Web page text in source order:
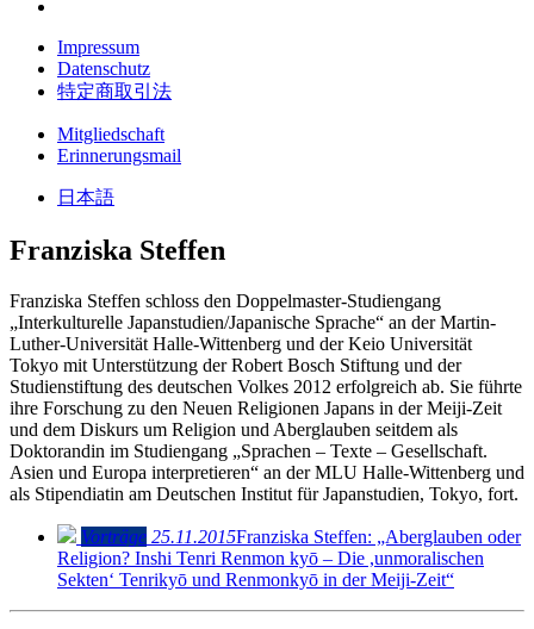
Impressum
Datenschutz
特定商取引法
Mitgliedschaft
Erinnerungsmail
日本語
Franziska Steffen
Franziska Steffen schloss den Doppelmaster-Studiengang
„Interkulturelle Japanstudien/Japanische Sprache“ an der Martin-
Luther-Universität Halle-Wittenberg und der Keio Universität
Tokyo mit Unterstützung der Robert Bosch Stiftung und der
Studienstiftung des deutschen Volkes 2012 erfolgreich ab. Sie führte
ihre Forschung zu den Neuen Religionen Japans in der Meiji-Zeit
und dem Diskurs um Religion und Aberglauben seitdem als
Doktorandin im Studiengang „Sprachen – Texte – Gesellschaft.
Asien und Europa interpretieren“ an der MLU Halle-Wittenberg und
als Stipendiatin am Deutschen Institut für Japanstudien, Tokyo, fort.
Vorträge 25.11.2015Franziska Steffen: „Aberglauben oder
Religion? Inshi Tenri Renmon kyō – Die ,unmoralischen
Sekten‘ Tenrikyō und Renmonkyō in der Meiji-Zeit“